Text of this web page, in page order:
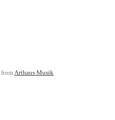
fromArthaus Musik